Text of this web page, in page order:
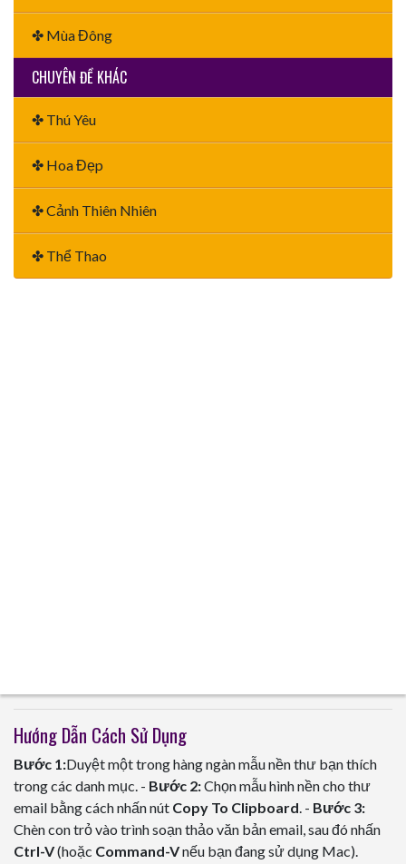
✤ Mùa Đông
CHUYÊN ĐỀ KHÁC
✤ Thú Yêu
✤ Hoa Đẹp
✤ Cảnh Thiên Nhiên
✤ Thể Thao
Hướng Dẫn Cách Sử Dụng
Bước 1:Duyệt một trong hàng ngàn mẫu nền thư bạn thích
trong các danh mục. - Bước 2:Chọn mẫu hình nền cho thư
email bằng cách nhấn nút Copy To Clipboard. - Bước 3:
Chèn con trỏ vào trình soạn thảo văn bản email, sau đó nhấn
Ctrl-V(hoặc Command-Vnếu bạn đang sử dụng Mac).